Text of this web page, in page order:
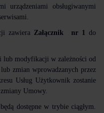
urządzeniami obsługiwanymi
zawiera Załącznik nr 1 do
lub modyfikacji w zależności od
zmian wprowadzanych przez
Usług Użytkownik zostanie
Umowy.
dostępne w trybie ciągłym.